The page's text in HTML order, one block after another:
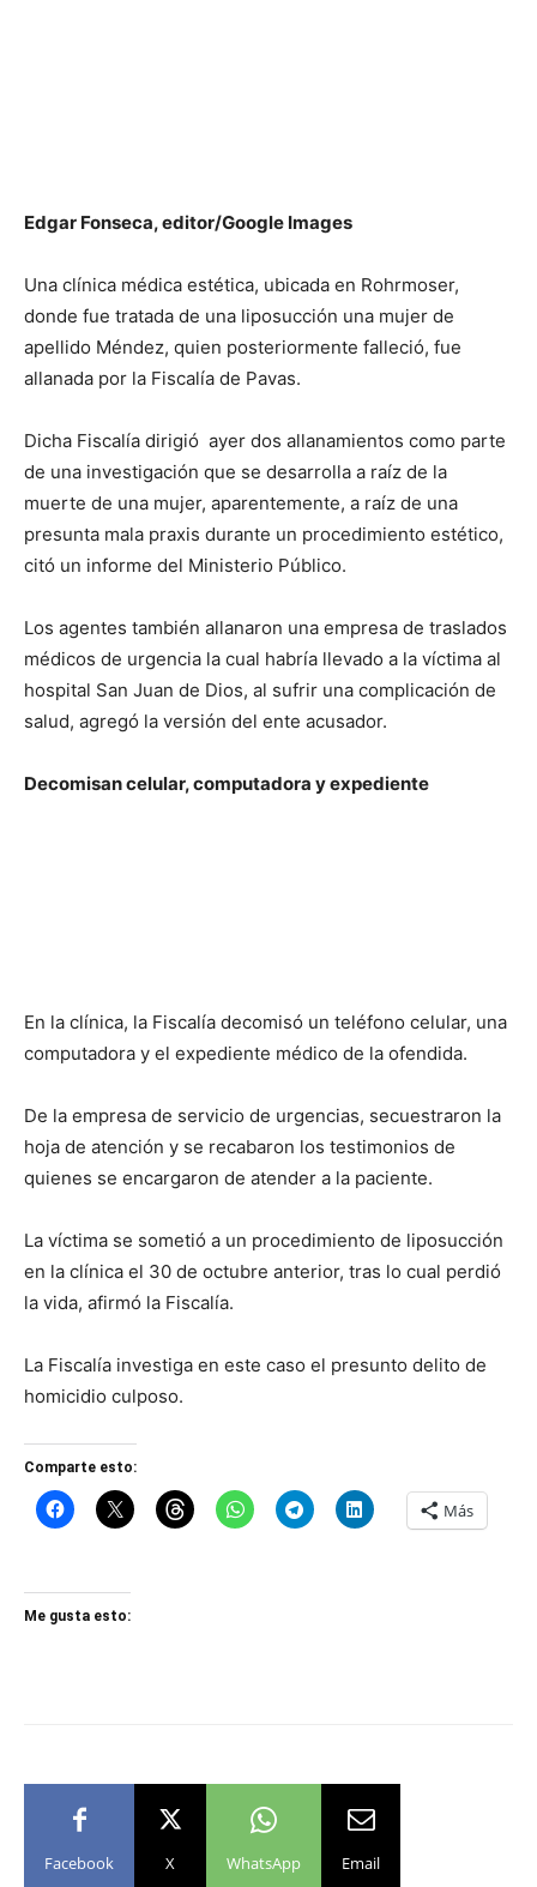
Edgar Fonseca, editor/Google Images
Una clínica médica estética, ubicada en Rohrmoser,
donde fue tratada de una liposucción una mujer de
apellido Méndez, quien posteriormente falleció, fue
allanada por la Fiscalía de Pavas.
Dicha Fiscalía dirigió ayer dos allanamientos como parte
de una investigación que se desarrolla a raíz de la
muerte de una mujer, aparentemente, a raíz de una
presunta mala praxis durante un procedimiento estético,
citó un informe del Ministerio Público.
Los agentes también allanaron una empresa de traslados
médicos de urgencia la cual habría llevado a la víctima al
hospital San Juan de Dios, al sufrir una complicación de
salud, agregó la versión del ente acusador.
Decomisan celular, computadora y expediente
En la clínica, la Fiscalía decomisó un teléfono celular, una
computadora y el expediente médico de la ofendida.
De la empresa de servicio de urgencias, secuestraron la
hoja de atención y se recabaron los testimonios de
quienes se encargaron de atender a la paciente.
La víctima se sometió a un procedimiento de liposucción
en la clínica el 30 de octubre anterior, tras lo cual perdió
la vida, afirmó la Fiscalía.
La Fiscalía investiga en este caso el presunto delito de
homicidio culposo.
Comparte esto:
Más
Me gusta esto:
Facebook X WhatsApp Email